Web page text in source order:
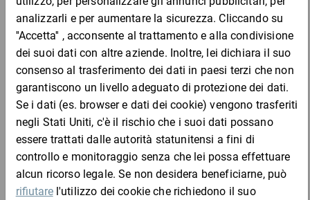
Ideale per nastri adesivi in PP e PCV da 50 mm di larghezza.
struttura leggera per ridurre lo sforzo lavorativo
freno del rotolo impostabile sull''esatto valore di tensione
desiderato
Materiale:
Srotolatore in plastico
Lama in metallo
Cerchi i pezzi di ricambio? Siamo a tua disposizione per fornirti i
componenti sostitutivi adatti.Chiamaci al numero 02 -
90.66.22.1
Completa l'ordine con: